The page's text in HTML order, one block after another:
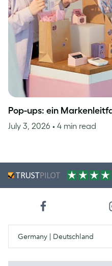
Pop-ups: ein
July 3, 2026 • 4 min read
Germany | Deutschland